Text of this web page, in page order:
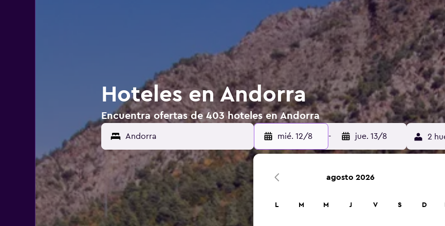
Hoteles en Andorra
Encuentra ofertas de 403 hoteles en Andorra
mié. 12/8 - jue. 13/8 2
agosto 2026
L M M J V S D